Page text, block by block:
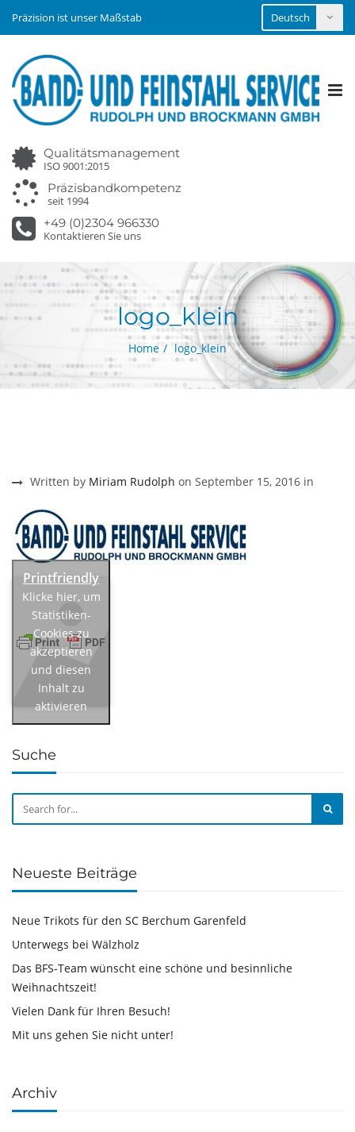
Präzision ist unser Maßstab
Qualitätsmanagement
ISO 9001:2015
Präzisbandkompetenz
seit 1994
+49 (0)2304 966330
Kontaktieren Sie uns
logo_klein
Home logo_klein
Written by Miriam Rudolph on September 15, 2016 in
Klicke hier, um
Statistiken-
Cookies zu
akzeptieren
und diesen
Inhalt zu
aktivieren
Suche
Neueste Beiträge
Neue Trikots für den SC Berchum Garenfeld
Unterwegs bei Wälzholz
Das BFS-Team wünscht eine schöne und besinnliche
Weihnachtszeit!
Vielen Dank für Ihren Besuch!
Mit uns gehen Sie nicht unter!
Archiv